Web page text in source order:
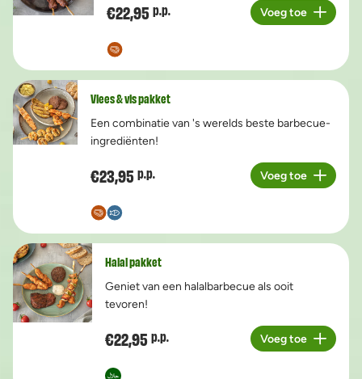
€22,95 p.p.
Aantal
Voeg toe
Vlees & vis pakket
Een combinatie van 's werelds beste barbecue-
ingrediënten!
€23,95 p.p.
Aantal
Voeg toe
Halal pakket
Geniet van een halalbarbecue als ooit
tevoren!
€22,95 p.p.
Aantal
Voeg toe